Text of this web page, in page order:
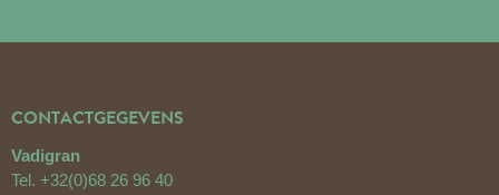
CONTACTGEGEVENS
Vadigran
Tel. +32(0)68 26 96 40